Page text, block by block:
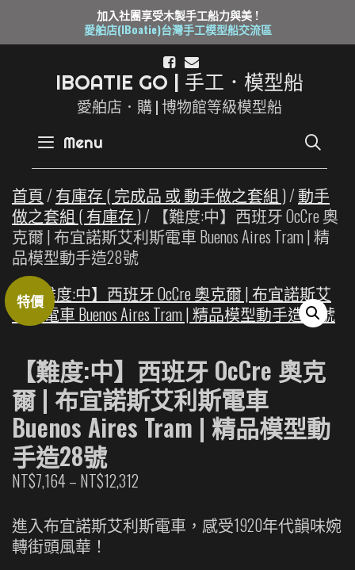
加入社團享受木製手工船力與美 !
愛舶店(IBoatie)台灣手工模型船交流區
IBOATIE GO | 手工 ． 模型船
愛舶店．購 | 博物館等級模型船
Menu
首頁/有庫存 ( 完成品 或 動手做之套組 )/動手
做之套組 ( 有庫存 )/ 【難度:中】西班牙 OcCre 奧
克爾 | 布宜諾斯艾利斯電車 Buenos Aires Tram | 精
品模型動手造28號
特價
【難度:中】西班牙 OcCre 奧克
爾 | 布宜諾斯艾利斯電車
Buenos Aires Tram | 精品模型動
手造28號
NT$7,164– NT$12,312
範
圍：
進入布宜諾斯艾利斯電車，感受1920年代韻味婉
轉街頭風華！